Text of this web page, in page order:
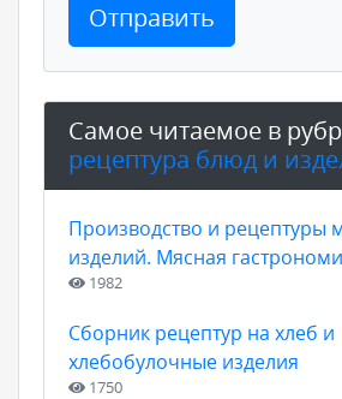
Отправить
Самое читаемое в
рецептура блюд и
Производство и рецептуры
изделий. Мясная
1982
Сборник рецептур на хлеб и
хлебобулочные изделия
1750